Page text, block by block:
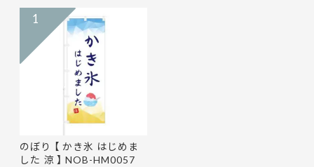
のぼり 【 かき氷 はじめま
した 涼 】 NOB-HM0057
1